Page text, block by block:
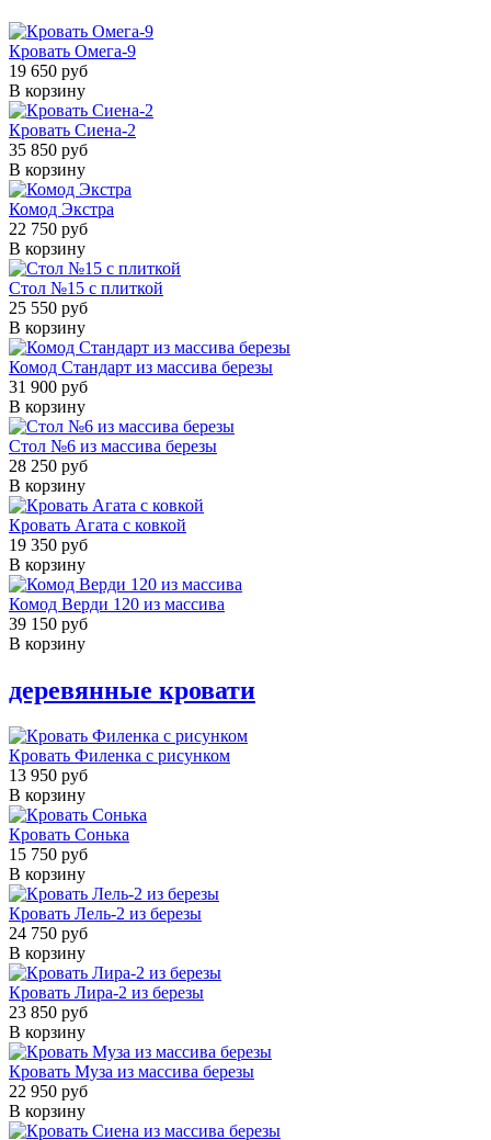
Кровать Омега-9
19 650 руб
В корзину
Кровать Сиена-2
35 850 руб
В корзину
Комод Экстра
22 750 руб
В корзину
Стол №15 с плиткой
25 550 руб
В корзину
Комод Стандарт из массива березы
31 900 руб
В корзину
Стол №6 из массива березы
28 250 руб
В корзину
Кровать Агата с ковкой
19 350 руб
В корзину
Комод Верди 120 из массива
39 150 руб
В корзину
деревянные кровати
Кровать Филенка с рисунком
13 950 руб
В корзину
Кровать Сонька
15 750 руб
В корзину
Кровать Лель-2 из березы
24 750 руб
В корзину
Кровать Лира-2 из березы
23 850 руб
В корзину
Кровать Муза из массива березы
22 950 руб
В корзину